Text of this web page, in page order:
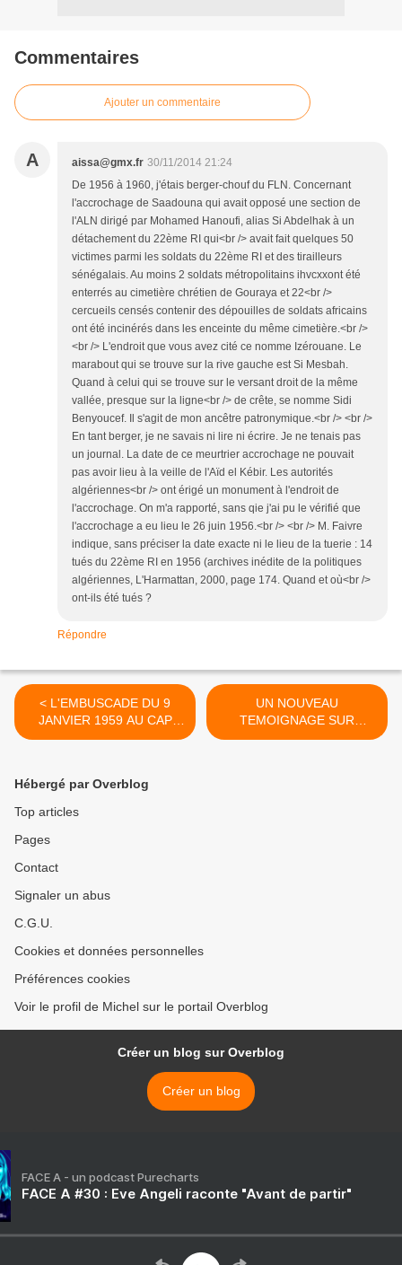
Commentaires
Ajouter un commentaire
A aissa@gmx.fr 30/11/2014 21:24
De 1956 à 1960, j'étais berger-chouf du FLN. Concernant
l'accrochage de Saadouna qui avait opposé une section de
l'ALN dirigé par Mohamed Hanoufi, alias Si Abdelhak à un
détachement du 22ème RI qui<br /> avait fait quelques 50
victimes parmi les soldats du 22ème RI et des tirailleurs
sénégalais. Au moins 2 soldats métropolitains ihvcxxont été
enterrés au cimetière chrétien de Gouraya et 22<br />
cercueils censés contenir des dépouilles de soldats africains
ont été incinérés dans les enceinte du même cimetière.<br />
<br /> L'endroit que vous avez cité ce nomme Izérouane. Le
marabout qui se trouve sur la rive gauche est Si Mesbah.
Quand à celui qui se trouve sur le versant droit de la même
vallée, presque sur la ligne<br /> de crête, se nomme Sidi
Benyoucef. Il s'agit de mon ancêtre patronymique.<br /> <br />
En tant berger, je ne savais ni lire ni écrire. Je ne tenais pas
un journal. La date de ce meurtrier accrochage ne pouvait
pas avoir lieu à la veille de l'Aïd el Kébir. Les autorités
algériennes<br /> ont érigé un monument à l'endroit de
l'accrochage. On m'a rapporté, sans qie j'ai pu le vérifié que
l'accrochage a eu lieu le 26 juin 1956.<br /> <br /> M. Faivre
indique, sans préciser la date exacte ni le lieu de la tuerie : 14
tués du 22ème RI en 1956 (archives inédite de la politiques
algériennes, L'Harmattan, 2000, page 174. Quand et où<br />
ont-ils été tués ?
Répondre
< L'EMBUSCADE DU 9
JANVIER 1959 AU CAP
TENES
UN NOUVEAU
TEMOIGNAGE SUR
L'EMBUSCADE DU 28 02
Hébergé par Overblog
Top articles
Pages
Contact
Signaler un abus
C.G.U.
Cookies et données personnelles
Préférences cookies
Voir le profil de Michel sur le portail Overblog
Créer un blog sur Overblog
Créer un blog
FACE A - un podcast Purecharts
FACE A #30 : Eve Angeli raconte "Avant de partir"